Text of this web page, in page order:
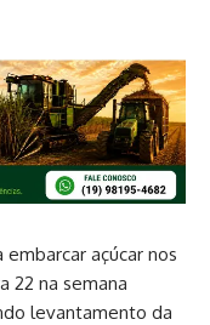
açúcar nos
22 na semana
levantamento da